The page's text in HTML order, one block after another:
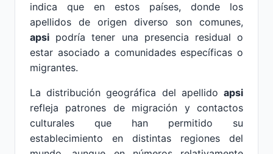
indica que en estos países, donde los
apellidos de origen diverso son comunes,
apsi podría tener una presencia residual o
estar asociado a comunidades específicas o
migrantes.
La distribución geográfica del apellido apsi
refleja patrones de migración y contactos
culturales que han permitido su
establecimiento en distintas regiones del